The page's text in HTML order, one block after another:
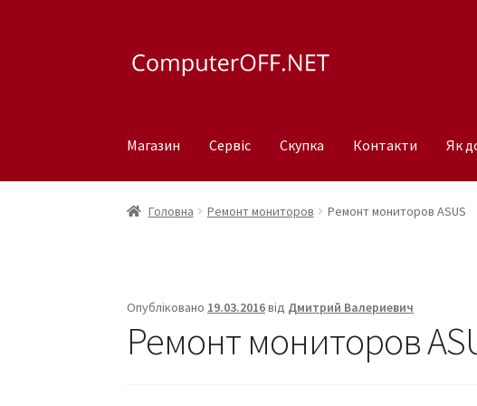
до
до
Магазин Сервіс Скупка Контакти Як
Головна Ремонт мониторов Ремонт мониторов ASUS
Опубліковано 19.03.2016від Дмитрий Валериевич
Ремонт мониторов